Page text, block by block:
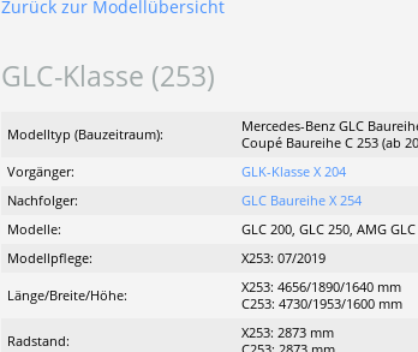
Zurück zur Modellübersicht
GLC-Klasse (253)
Modelltyp (Bauzeitraum):
Mercedes-Benz GLC
Coupé Baureihe C 253 (ab
Vorgänger:
GLK-Klasse X 204
Nachfolger:
GLC Baureihe X 254
Modelle:
GLC 200, GLC 250, AMG
Modellpflege:
X253: 07/2019
Länge/Breite/Höhe:
X253: 4656/1890/1640 mm
C253: 4730/1953/1600 mm
Radstand:
X253: 2873 mm